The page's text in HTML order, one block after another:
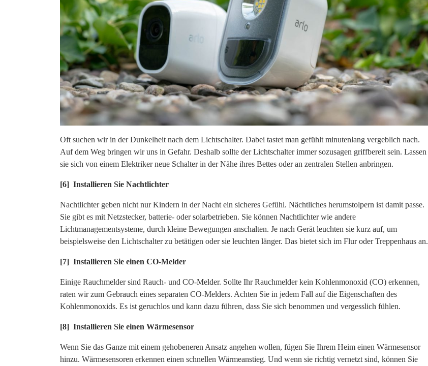
Oft suchen wir in der Dunkelheit nach dem Lichtschalter. Dabei tastet man gefühlt minutenlang vergeblich nach.
Auf dem Weg bringen wir uns in Gefahr. Deshalb sollte der Lichtschalter immer sozusagen griffbereit sein. Lassen
sie sich von einem Elektriker neue Schalter in der Nähe ihres Bettes oder an zentralen Stellen anbringen.
[6] Installieren Sie Nachtlichter
Nachtlichter geben nicht nur Kindern in der Nacht ein sicheres Gefühl. Nächtliches herumstolpern ist damit passe.
Sie gibt es mit Netzstecker, batterie- oder solarbetrieben. Sie können Nachtlichter wie andere
Lichtmanagementsysteme, durch kleine Bewegungen anschalten. Je nach Gerät leuchten sie kurz auf, um
beispielsweise den Lichtschalter zu betätigen oder sie leuchten länger. Das bietet sich im Flur oder Treppenhaus an.
[7] Installieren Sie einen CO-Melder
Einige Rauchmelder sind Rauch- und CO-Melder. Sollte Ihr Rauchmelder kein Kohlenmonoxid (CO) erkennen,
raten wir zum Gebrauch eines separaten CO-Melders. Achten Sie in jedem Fall auf die Eigenschaften des
Kohlenmonoxids. Es ist geruchlos und kann dazu führen, dass Sie sich benommen und vergesslich fühlen.
[8] Installieren Sie einen Wärmesensor
Wenn Sie das Ganze mit einem gehobeneren Ansatz angehen wollen, fügen Sie Ihrem Heim einen Wärmesensor
hinzu. Wärmesensoren erkennen einen schnellen Wärmeanstieg. Und wenn sie richtig vernetzt sind, können Sie